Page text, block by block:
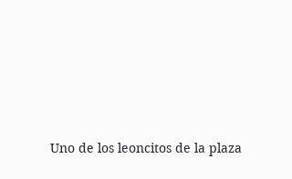
Uno de los leoncitos de la plaza